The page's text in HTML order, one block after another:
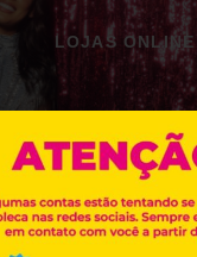
LOJAS ONLINE